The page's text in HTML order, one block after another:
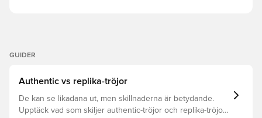
GUIDER
Authentic vs replika-tröjor
De kan se likadana ut, men skillnaderna är betydande.
Upptäck vad som skiljer authentic-tröjor och replika-tröjor